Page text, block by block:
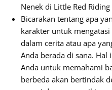
Nenek di Little Red Riding
Bicarakan tentang apa
karakter untuk
dalam cerita atau apa
Anda berada di sana.
Anda untuk memahami
berbeda akan bertindak